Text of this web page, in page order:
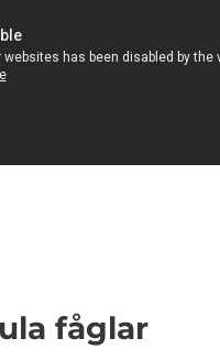
fåglar